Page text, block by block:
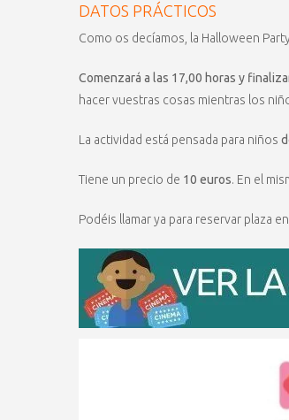
DATOS PRÁCTICOS
Como os decíamos, la Halloween
Comenzará a las 17,00 horas y
hacer vuestras cosas mientras los
La actividad está pensada para niños
Tiene un precio de 10 euros. En el
Podéis llamar ya para reservar plaza